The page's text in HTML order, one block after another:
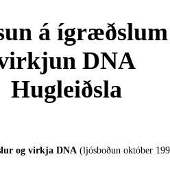
á
DNA
Hugleiðsla
og virkja DNA (ljósboðun október